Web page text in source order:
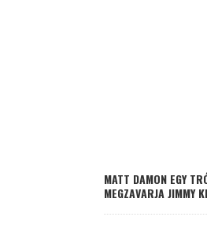
MATT DAMON EGY
MEGZAVARJA JIMMY